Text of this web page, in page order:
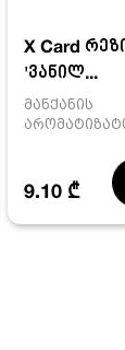
X Card
'ვანილ...
მანქანის
9.10 ₾